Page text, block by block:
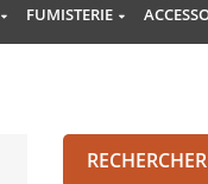
FUMISTERIE
RECHERCHER